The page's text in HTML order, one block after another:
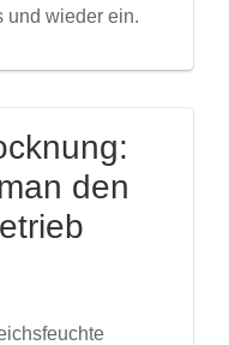
und wieder ein.
den